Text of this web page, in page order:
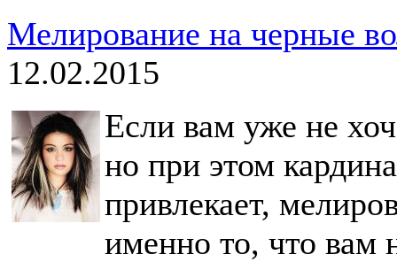
Мелирование на черные
12.02.2015
Если вам уже не
но при этом
привлекает,
именно то, что вам